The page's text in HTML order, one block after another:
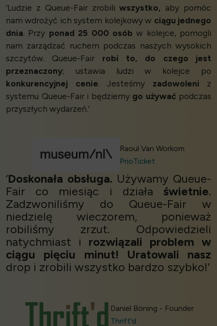
‘Ludzie z Queue-Fair zrobiliwszystko, aby pomóc
nam wdrożyć ich system kolejkowy w ciągu jednego
dnia. Przy ponad 25 000 osób w kolejce, pomogli
nam zarządzać ruchem podczas naszych wysokich
szczytów. Queue-Fair robi to, do czego jest
przeznaczony; ustawia ludzi w kolejce po
konkurencyjnej cenie. Jesteśmy zadowoleni z
systemu Queue-Fair i będziemy go używać podczas
przyszłych wydarzeń.’
Raoul Van Workom
PrioTicket
‘Doskonała obsługa. Używamy Queue-
Fair co miesiąc i działa świetnie.
Zadzwoniliśmy do Queue-Fair w
niedzielę wieczorem, ponieważ
robiliśmy zrzut. Odpowiedzieli
natychmiast i rozwiązali problem w
ciągu pięciu minut!
Uratowali nasz
drop i zrobili wszystko bardzo szybko!’
Daniel Böning - Founder
Thrift'd